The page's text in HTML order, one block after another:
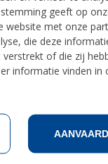
schilders en
dat toen net
ten tijde van
geeft op
website met onze
die deze
of die zij
informatie vinden in